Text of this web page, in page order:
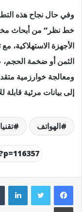
وفي حال نجاح هذه
خط نظر” من أبحاث
الأجهزة الاستهلاكية،
الثمن أو ضخمة
ومعالجة خوارزمية
إلى بيانات مرئية قابلة
الهواتف
طباعة